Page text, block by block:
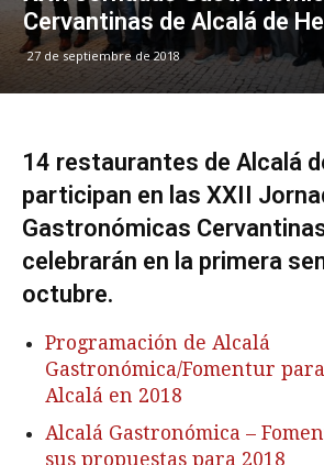
Cervantinas de Alcalá de
27 de septiembre de 2018
14 restaurantes de Alcalá
participan en las XXII
Gastronómicas
celebrarán en la primera
octubre.
Programación de Alcalá
Gastronómica/Fomentur
Alcalá en 2018
Alcalá Gastronómica –
sus propuestas para 2018